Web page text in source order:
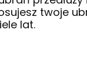
twoje
lat.